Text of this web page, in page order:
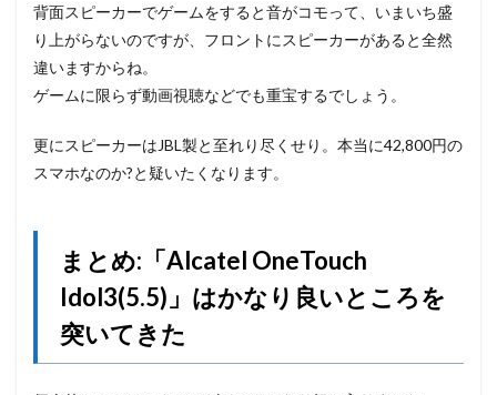
背面スピーカーでゲームをすると音がコモって、いまいち盛
り上がらないのですが、フロントにスピーカーがあると全然
違いますからね。
ゲームに限らず動画視聴などでも重宝するでしょう。
更にスピーカーはJBL製と至れり尽くせり。本当に42,800円の
スマホなのか?と疑いたくなります。
まとめ:「Alcatel OneTouch
Idol3(5.5)」はかなり良いところを
突いてきた